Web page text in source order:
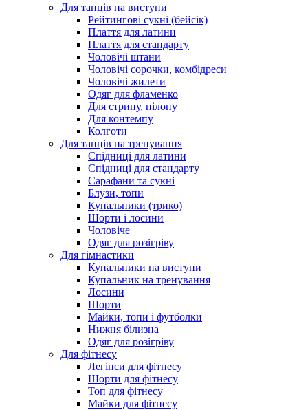
Для танців на виступи
Рейтингові сукні (бейсік)
Плаття для латини
Плаття для стандарту
Чоловічі штани
Чоловічі сорочки, комбідреси
Чоловічі жилети
Одяг для фламенко
Для стрипу, пілону
Для контемпу
Колготи
Для танців на тренування
Спідниці для латини
Спідниці для стандарту
Сарафани та сукні
Блузи, топи
Купальники (трико)
Шорти і лосини
Чоловіче
Одяг для розігріву
Для гімнастики
Купальники на виступи
Купальник на тренування
Лосини
Шорти
Майки, топи і футболки
Нижня білизна
Одяг для розігріву
Для фітнесу
Легінси для фітнесу
Шорти для фітнесу
Топ для фітнесу
Майки для фітнесу